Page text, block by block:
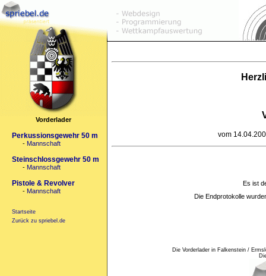
Vorderlader
Perkussionsgewehr 50 m
- Mannschaft
Steinschlossgewehr 50 m
- Mannschaft
Pistole & Revolver
- Mannschaft
Startseite
Zurück zu spriebel.de
vom
Es ist
Die Endprotokolle
Die Vorderlader in Falkenstein /